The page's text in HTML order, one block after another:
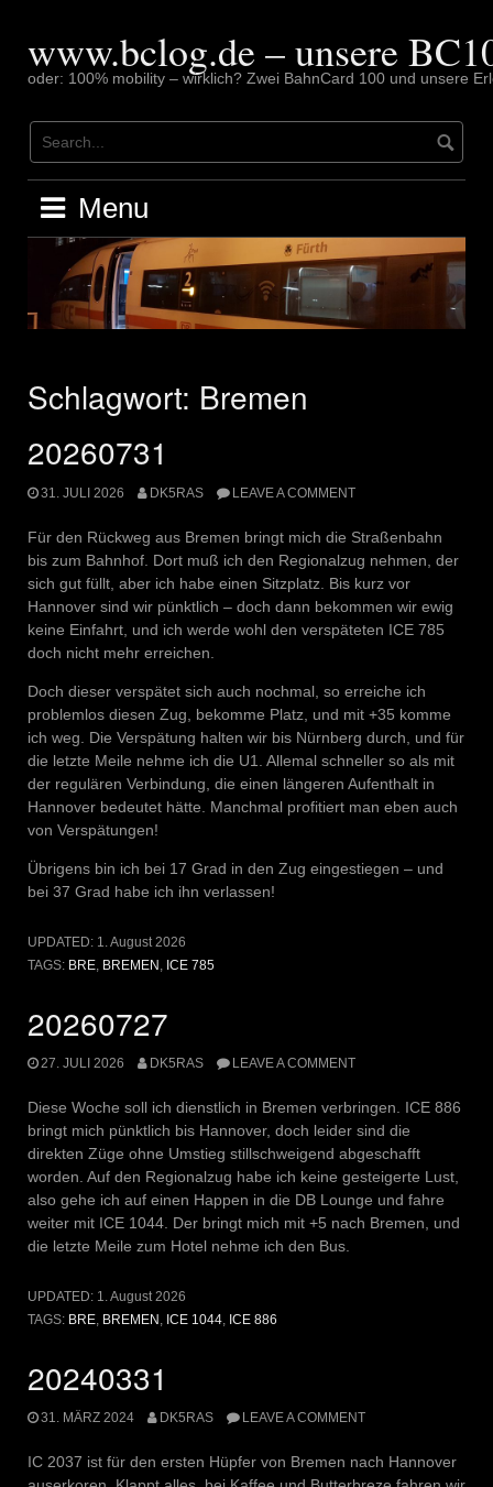
contentwww.bclog.de – unsere
oder: 100% mobility – wirklich? Zwei BahnCard 100 und unsere
Menu
Schlagwort: Bremen
20260731
31. JULI 2026 DK5RAS LEAVE A COMMENT
Für den Rückweg aus Bremen bringt mich die Straßenbahn
bis zum Bahnhof. Dort muß ich den Regionalzug nehmen, der
sich gut füllt, aber ich habe einen Sitzplatz. Bis kurz vor
Hannover sind wir pünktlich – doch dann bekommen wir ewig
keine Einfahrt, und ich werde wohl den verspäteten ICE 785
doch nicht mehr erreichen.
Doch dieser verspätet sich auch nochmal, so erreiche ich
problemlos diesen Zug, bekomme Platz, und mit +35 komme
ich weg. Die Verspätung halten wir bis Nürnberg durch, und für
die letzte Meile nehme ich die U1. Allemal schneller so als mit
der regulären Verbindung, die einen längeren Aufenthalt in
Hannover bedeutet hätte. Manchmal profitiert man eben auch
von Verspätungen!
Übrigens bin ich bei 17 Grad in den Zug eingestiegen – und
bei 37 Grad habe ich ihn verlassen!
UPDATED: 1. August 2026
TAGS: BRE BREMEN ICE 785
20260727
27. JULI 2026 DK5RAS LEAVE A COMMENT
Diese Woche soll ich dienstlich in Bremen verbringen. ICE 886
bringt mich pünktlich bis Hannover, doch leider sind die
direkten Züge ohne Umstieg stillschweigend abgeschafft
worden. Auf den Regionalzug habe ich keine gesteigerte Lust,
also gehe ich auf einen Happen in die DB Lounge und fahre
weiter mit ICE 1044. Der bringt mich mit +5 nach Bremen, und
die letzte Meile zum Hotel nehme ich den Bus.
UPDATED: 1. August 2026
TAGS: BRE, BREMEN , ICE 1044, ICE 886
20240331
31. MÄRZ 2024 DK5RAS LEAVE A COMMENT
IC 2037 ist für den ersten Hüpfer von Bremen nach Hannover